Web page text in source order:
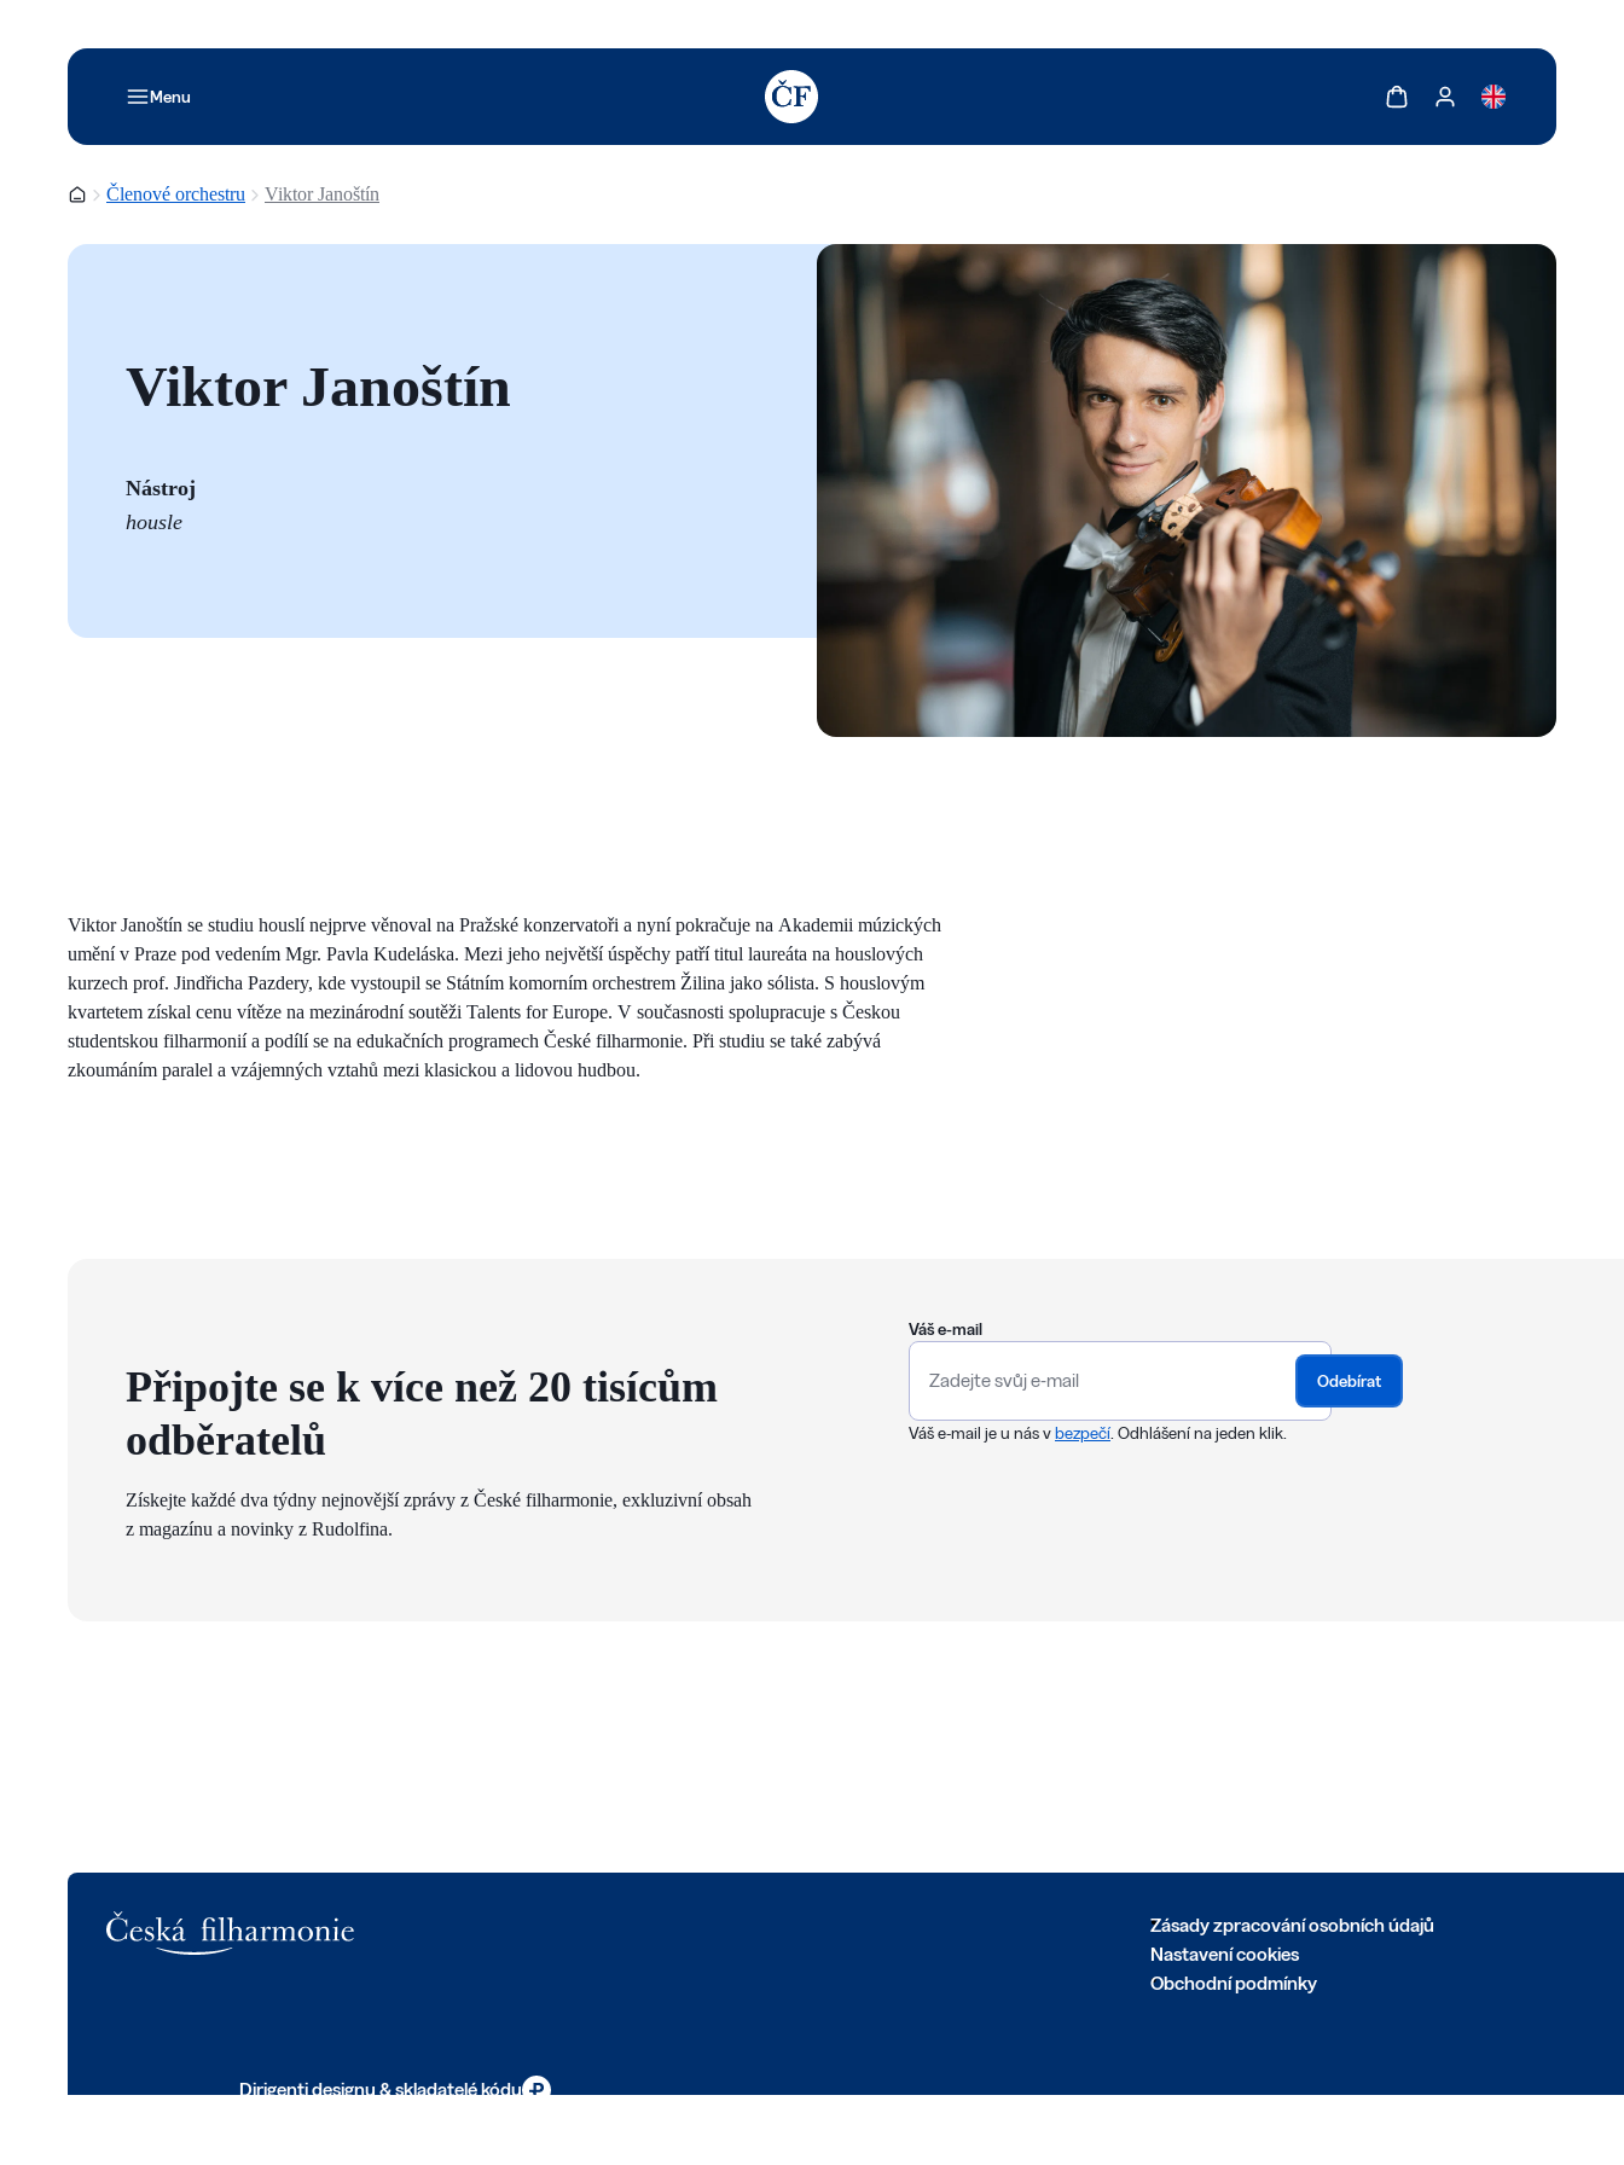
Menu
TODO: Add description for reader
Zobrazit košíkZobrazit můj účet
Domovská stránka
Členové orchestru Viktor Janoštín
Viktor Janoštín
Nástroj
housle
Viktor Janoštín se studiu houslí nejprve věnoval na Pražské konzervatoři a nyní pokračuje na Akademii múzických
umění v Praze pod vedením Mgr. Pavla Kudeláska. Mezi jeho největší úspěchy patří titul laureáta na houslových
kurzech prof. Jindřicha Pazdery, kde vystoupil se Státním komorním orchestrem Žilina jako sólista. S houslovým
kvartetem získal cenu vítěze na mezinárodní soutěži Talents for Europe. V současnosti spolupracuje s Českou
studentskou filharmonií a podílí se na edukačních programech České filharmonie. Při studiu se také zabývá
zkoumáním paralel a vzájemných vztahů mezi klasickou a lidovou hudbou.
Připojte se k více než 20 tisícům
odběratelů
Získejte každé dva týdny nejnovější zprávy z České filharmonie, exkluzivní obsah
z magazínu a novinky z Rudolfina.
Váš e-mail
Váš e-mail je u nás vbezpečí . Odhlášení na jeden klik.
Odebírat
Zásady zpracování osobních údajů
Nastavení cookies
Obchodní podmínky
Dirigenti designu & skladatelé kódu